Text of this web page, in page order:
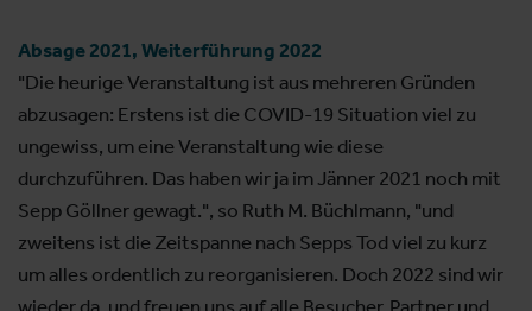
Absage 2021, Weiterführung 2022
"Die heurige Veranstaltung ist aus mehreren Gründen
abzusagen: Erstens ist die COVID-19 Situation viel zu
ungewiss, um eine Veranstaltung wie diese
durchzuführen. Das haben wir ja im Jänner 2021 noch mit
Sepp Göllner gewagt.", so Ruth M. Büchlmann, "und
zweitens ist die Zeitspanne nach Sepps Tod viel zu kurz
um alles ordentlich zu reorganisieren. Doch 2022 sind wir